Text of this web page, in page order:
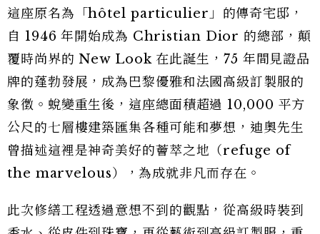
這座原名為「hôtel particulier」的傳奇宅邸，
自 1946 年開始成為 Christian Dior 的總部，顛
覆時尚界的 New Look 在此誕生，75 年間見證品
牌的蓬勃發展，成為巴黎優雅和法國高級訂製服的
象徵。蛻變重生後，這座總面積超過 10,000 平方
公尺的七層樓建築匯集各種可能和夢想，迪奧先生
曾描述這裡是神奇美好的薈萃之地（refuge of
the marvelous），為成就非凡而存在。
此次修繕工程透過意想不到的觀點，從高級時裝到